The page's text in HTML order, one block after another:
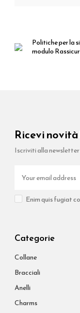
Politiche per la
modulo
Ricevi
Iscriviti alla
Enim quis fugiat
Categorie
Collane
Bracciali
Anelli
Charms